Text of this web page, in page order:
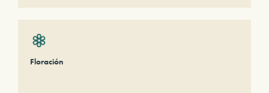
Floración